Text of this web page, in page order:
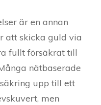
är en annan
att skicka guld via
fullt försäkrat till
nätbaserade
upp till ett
men